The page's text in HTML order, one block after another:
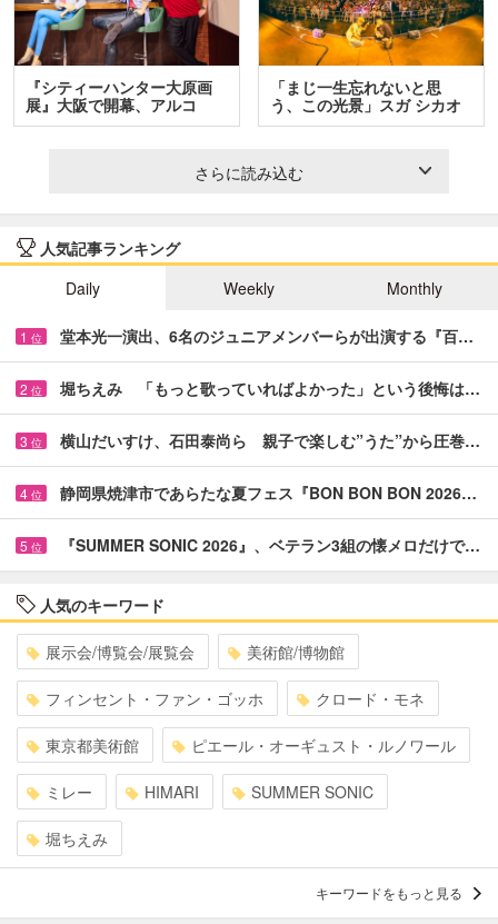
『シティーハンター大原画
展』大阪で開幕、アルコ
＆…
「まじ一生忘れないと思
う、この光景」スガ シカオ
と…
さらに読み込む
人気記事ランキング
Daily
Weekly Monthly
1 位 堂本光一演出、6名のジュニアメンバーらが出演する『百…
2 位 堀ちえみ 「もっと歌っていればよかった」という後悔は…
3 位 横山だいすけ、石田泰尚ら 親子で楽しむ”うた”から圧巻…
4 位 静岡県焼津市であらたな夏フェス『BON BON BON 2026…
5 位 『SUMMER SONIC 2026』、ベテラン3組の懐メロだけで…
人気のキーワード
展示会/博覧会/展覧会 美術館/博物館
フィンセント・ファン・ゴッホ クロード・モネ
東京都美術館 ピエール・オーギュスト・ルノワール
ミレー HIMARI SUMMER SONIC
堀ちえみ
キーワードをもっと見る